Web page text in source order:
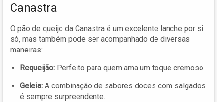
Canastra
O pão de queijo da Canastra é um excelente lanche por si
só, mas também pode ser acompanhado de diversas
maneiras:
Requeijão: Perfeito para quem ama um toque cremoso.
Geleia: A combinação de sabores doces com salgados
é sempre surpreendente.